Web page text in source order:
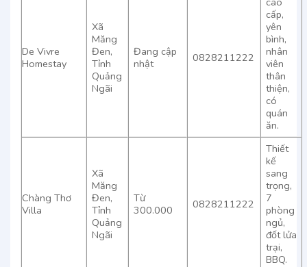
De Vivre
Homestay
Xã
Măng
Đen,
Tỉnh
Quảng
Ngãi
Đang cập
nhật
0828211222
cấp,
yên
bình,
nhân
viên
thân
thiện,
có
quán
ăn.
Chàng Thơ
Villa
Xã
Măng
Đen,
Tỉnh
Quảng
Ngãi
Từ
300.000
0828211222
Thiết
kế
sang
trọng,
7
phòng
ngủ,
đốt lửa
trại,
BBQ.